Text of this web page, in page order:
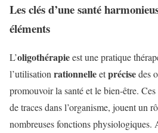
Les clés d’une santé
éléments
L’oligothérapieest une pratique
l’utilisationrationnelleetprécisedes
promouvoir la santé et le bien-être.
de traces dans l’organisme, jouent un
nombreuses fonctions physiologiques.